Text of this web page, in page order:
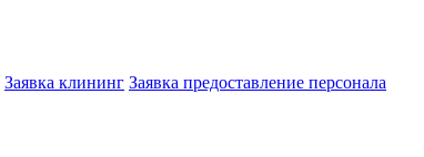
Заявка клининг Заявка предоставление персонала